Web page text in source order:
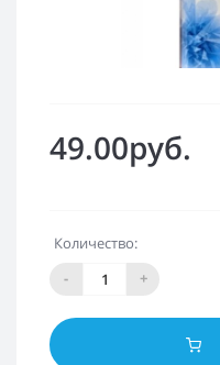
49.00руб.
Количество:
-
+